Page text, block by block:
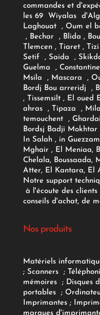
commandes et
les 69 Wiyalas
Laghouat , Oum el
, Bechar , Blida ,
Tlemcen , Tiaret ,
Setif , Saida ,
Guelma ,
Msila , Mascara ,
Bordj Bou arreridj ,
, Tissemsilt , El oued
ahras , Tipaza ,
temouchent ,
Bordsj Badji
In Salah , in
Mghair , El Meniaa,
Chelala, Boussaada,
Atter, El Kantara, El
Notre support
à l'écoute des
conseils d'achat, de
Nos produits
Matériels
; Scanners ;
mémoires
; Disques
portables
;
Imprimantes;
marques